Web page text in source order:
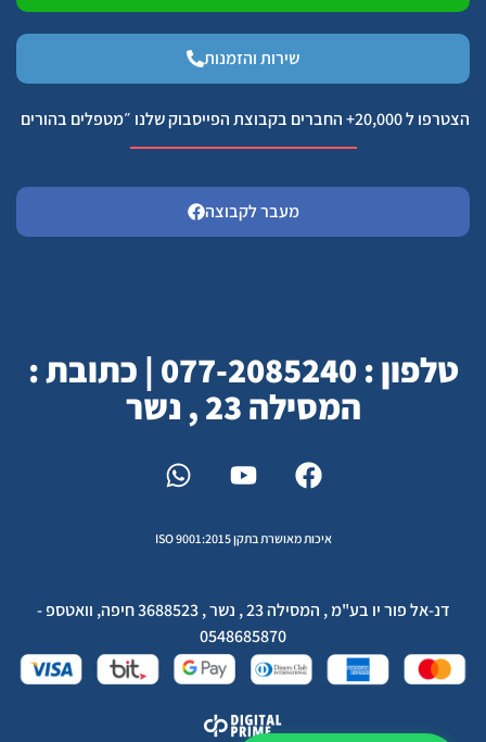
שירות והזמנות
הצטרפו ל 20,000+ החברים בקבוצת הפייסבוק שלנו ״מטפלים בהורים
מעבר לקבוצה
טלפון : 077-2085240 | כתובת :
המסילה 23 , נשר
איכות מאושרת בתקן ISO 9001:2015
דנ-אל פור יו בע"מ , המסילה 23 , נשר , 3688523 חיפה, וואטספ -
0548685870